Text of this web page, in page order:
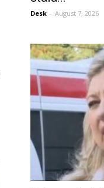
Desk - August 7, 2026